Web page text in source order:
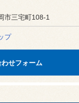
市三宅町108-1
プ
せフォーム